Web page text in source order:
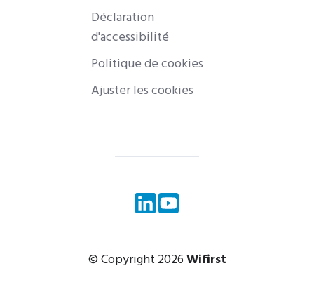
Déclaration
d'accessibilité
Politique de cookies
Ajuster les cookies
© Copyright 2026 Wifirst